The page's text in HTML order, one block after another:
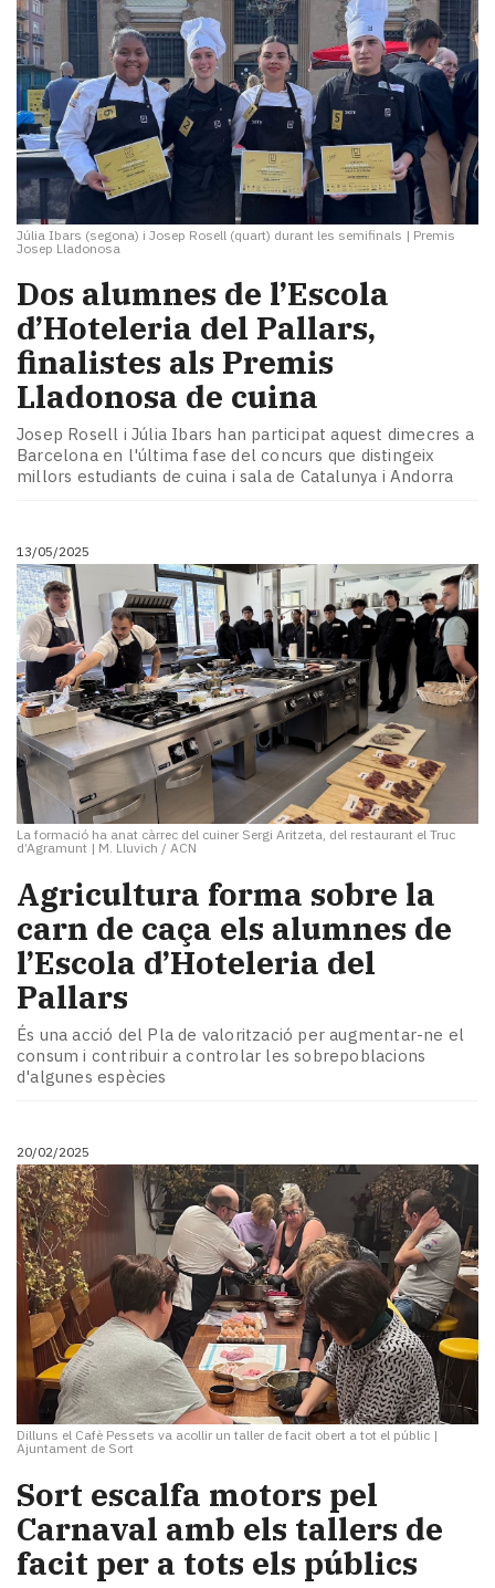
Júlia Ibars (segona) i Josep Rosell (quart) durant les semifinals | Premis
Josep Lladonosa
Dos alumnes de l’Escola
d’Hoteleria del Pallars,
finalistes als Premis
Lladonosa de cuina
Josep Rosell i Júlia Ibars han participat aquest dimecres a
Barcelona en l'última fase del concurs que distingeix
millors estudiants de cuina i sala de Catalunya i Andorra
13/05/2025
La formació ha anat càrrec del cuiner Sergi Aritzeta, del restaurant el Truc
d’Agramunt | M. Lluvich / ACN
Agricultura forma sobre la
carn de caça els alumnes de
l’Escola d’Hoteleria del
Pallars
És una acció del Pla de valorització per augmentar-ne el
consum i contribuir a controlar les sobrepoblacions
d'algunes espècies
20/02/2025
Dilluns el Cafè Pessets va acollir un taller de facit obert a tot el públic |
Ajuntament de Sort
Sort escalfa motors pel
Carnaval amb els tallers de
facit per a tots els públics